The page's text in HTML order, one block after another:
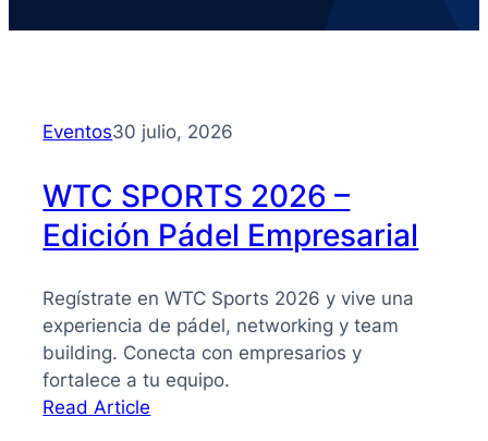
Eventos30 julio, 2026
WTC SPORTS 2026 –
Edición Pádel Empresarial
Regístrate en WTC Sports 2026 y vive una
experiencia de pádel, networking y team
building. Conecta con empresarios y
fortalece a tu equipo.
Read Article